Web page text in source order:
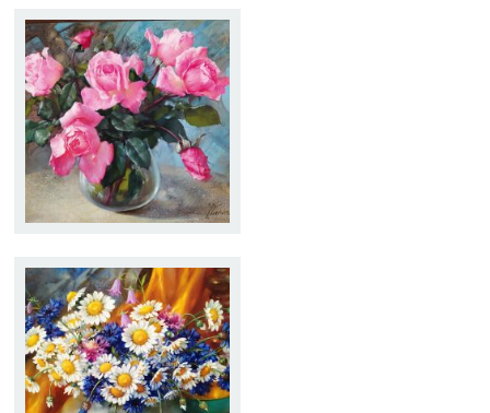
ROSAS DE OTOÑO
Tamaño: 38 x 46
Técnica: Óleo
FLORES DE CAMPO
Tamaño: 33 x 46
Técnica: Óleo